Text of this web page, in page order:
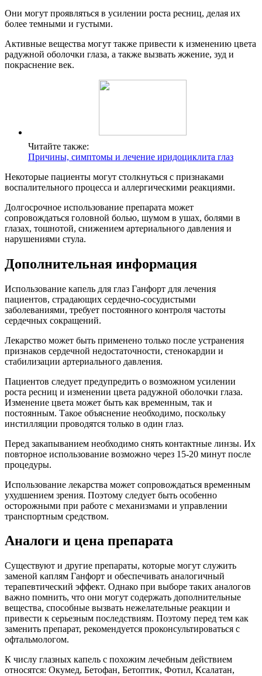
Они могут проявляться в усилении роста ресниц, делая их
более темными и густыми.
Активные вещества могут также привести к изменению цвета
радужной оболочки глаза, а также вызвать жжение, зуд и
покраснение век.
Читайте также:
Причины, симптомы и лечение иридоциклита глаз
Некоторые пациенты могут столкнуться с признаками
воспалительного процесса и аллергическими реакциями.
Долгосрочное использование препарата может
сопровождаться головной болью, шумом в ушах, болями в
глазах, тошнотой, снижением артериального давления и
нарушениями стула.
Дополнительная информация
Использование капель для глаз Ганфорт для лечения
пациентов, страдающих сердечно-сосудистыми
заболеваниями, требует постоянного контроля частоты
сердечных сокращений.
Лекарство может быть применено только после устранения
признаков сердечной недостаточности, стенокардии и
стабилизации артериального давления.
Пациентов следует предупредить о возможном усилении
роста ресниц и изменении цвета радужной оболочки глаза.
Изменение цвета может быть как временным, так и
постоянным. Такое объяснение необходимо, поскольку
инстилляции проводятся только в один глаз.
Перед закапыванием необходимо снять контактные линзы. Их
повторное использование возможно через 15-20 минут после
процедуры.
Использование лекарства может сопровождаться временным
ухудшением зрения. Поэтому следует быть особенно
осторожными при работе с механизмами и управлении
транспортным средством.
Аналоги и цена препарата
Существуют и другие препараты, которые могут служить
заменой каплям Ганфорт и обеспечивать аналогичный
терапевтический эффект. Однако при выборе таких аналогов
важно помнить, что они могут содержать дополнительные
вещества, способные вызвать нежелательные реакции и
привести к серьезным последствиям. Поэтому перед тем как
заменить препарат, рекомендуется проконсультироваться с
офтальмологом.
К числу глазных капель с похожим лечебным действием
относятся: Окумед, Бетофан, Бетоптик, Фотил, Ксалатан,